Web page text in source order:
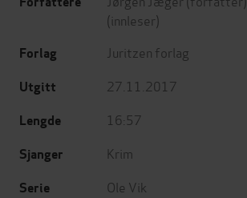
(innleser)
Forlag Juritzen forlag
Utgitt 27.11.2017
Lengde 16:57
Sjanger Krim
Serie Ole Vik